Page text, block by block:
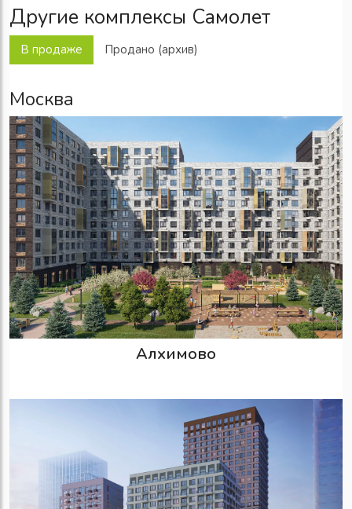
Другие комплексы Самолет
В продаже Продано (архив)
Москва
Алхимово